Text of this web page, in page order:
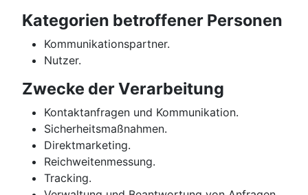
Kategorien betroffener Personen
Kommunikationspartner.
Nutzer.
Zwecke der Verarbeitung
Kontaktanfragen und Kommunikation.
Sicherheitsmaßnahmen.
Direktmarketing.
Reichweitenmessung.
Tracking.